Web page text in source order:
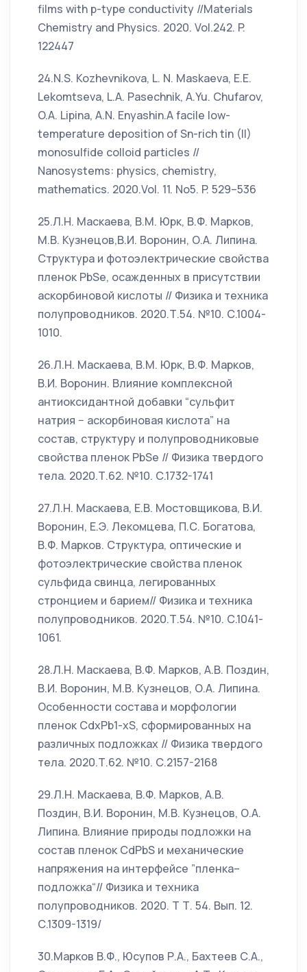
films with p-type conductivity //Materials
Chemistry and Physics. 2020. Vol.242. P.
122447
24.N.S. Kozhevnikova, L. N. Maskaeva, E.E.
Lekomtseva, L.A. Pasechnik, A.Yu. Chufarov,
O.A. Lipina, A.N. Enyashin.A facile low-
temperature deposition of Sn-rich tin (II)
monosulfide colloid particles //
Nanosystems: physics, chemistry,
mathematics. 2020.Vol. 11. No5. P. 529–536
25.Л.Н. Маскаева, В.М. Юрк, В.Ф. Марков,
М.В. Кузнецов,В.И. Воронин, О.А. Липина.
Структура и фотоэлектрические свойства
пленок PbSe, осажденных в присутствии
аскорбиновой кислоты // Физика и техника
полупроводников. 2020.Т.54. №10. С.1004-
1010.
26.Л.Н. Маскаева, В.М. Юрк, В.Ф. Марков,
В.И. Воронин. Влияние комплексной
антиоксидантной добавки “сульфит
натрия − аскорбиновая кислота” на
состав, структуру и полупроводниковые
свойства пленок PbSe // Физика твердого
тела. 2020.Т.62. №10. С.1732-1741
27.Л.Н. Маскаева, Е.В. Мостовщикова, В.И.
Воронин, Е.Э. Лекомцева, П.С. Богатова,
В.Ф. Марков. Структура, оптические и
фотоэлектрические свойства пленок
сульфида свинца, легированных
стронцием и барием// Физика и техника
полупроводников. 2020.Т.54. №10. С.1041-
1061.
28.Л.Н. Маскаева, В.Ф. Марков, А.В. Поздин,
В.И. Воронин, М.В. Кузнецов, О.А. Липина.
Особенности состава и морфологии
пленок CdxPb1-xS, сформированных на
различных подложках // Физика твердого
тела. 2020.Т.62. №10. С.2157-2168
29.Л.Н. Маскаева, В.Ф. Марков, А.В.
Поздин, В.И. Воронин, М.В. Кузнецов, О.А.
Липина. Влияние природы подложки на
состав пленок CdPbS и механические
напряжения на интерфейсе ”пленка–
подложка“// Физика и техника
полупроводников. 2020. Т Т. 54. Вып. 12.
С.1309-1319/
30.Марков В.Ф., Юсупов Р.А., Бахтеев С.А.,